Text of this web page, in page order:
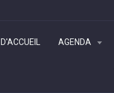
AGENDA